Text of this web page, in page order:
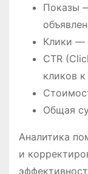
Показы
Клики —
CTR
кликов
Общая
Аналитика
и